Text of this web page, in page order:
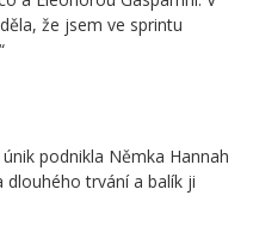
že jsem ve sprintu
podnikla Němka Hannah
dlouhého trvání a balík ji